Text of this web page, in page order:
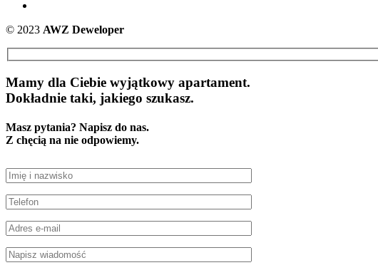
© 2023 AWZ Deweloper
Mamy dla Ciebie wyjątkowy apartament.
Dokładnie taki, jakiego szukasz.
Masz pytania? Napisz do nas.
Z chęcią na nie odpowiemy.